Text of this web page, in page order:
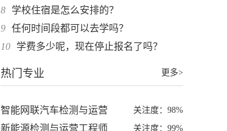
8
学校住宿是怎么安排的？
9 任何时间段都可以去学吗？
10
学费多少呢，现在停止报名了吗？
热门专业 更多>
智能网联汽车检测与运营 关注度：98%
新能源检测与运营工程师 关注度：99%